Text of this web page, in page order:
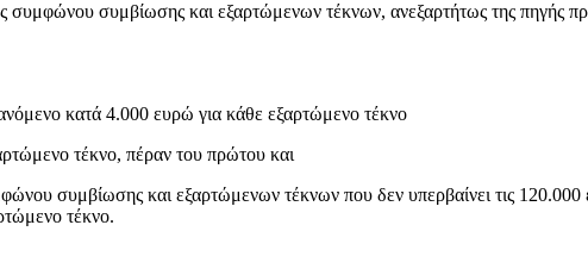
συμφώνου συμβίωσης και εξαρτώμενων τέκνων, ανεξαρτήτως της πηγής
κατά 4.000 ευρώ για κάθε εξαρτώμενο τέκνο
τέκνο, πέραν του πρώτου και
συμβίωσης και εξαρτώμενων τέκνων που δεν υπερβαίνει τις
τέκνο.